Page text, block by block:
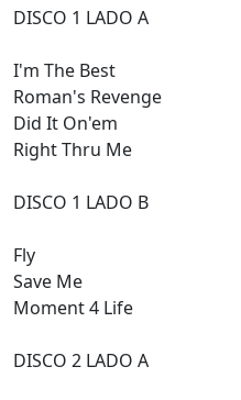
DISCO 1 LADO A
I'm The Best
Roman's Revenge
Did It On'em
Right Thru Me
DISCO 1 LADO B
Fly
Save Me
Moment 4 Life
DISCO 2 LADO A